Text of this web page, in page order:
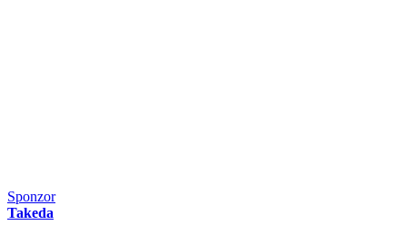
Sponzor
Takeda